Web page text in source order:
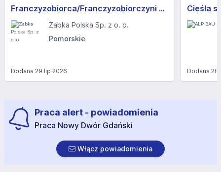
Franczyzobiorca/Franczyzobiorczyni sklepu Żabka
Żabka Polska Sp. z o. o.
Pomorskie
Dodana 29 lip 2026
Cieśla
Dodana20
Praca alert - powiadomienia
Praca Nowy Dwór Gdański
Włącz powiadomienia